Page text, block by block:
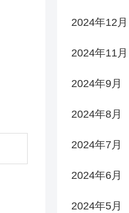
2024年12月
2024年11月
2024年9月
2024年8月
2024年7月
2024年6月
2024年5月